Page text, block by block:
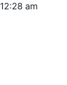
12:28 am